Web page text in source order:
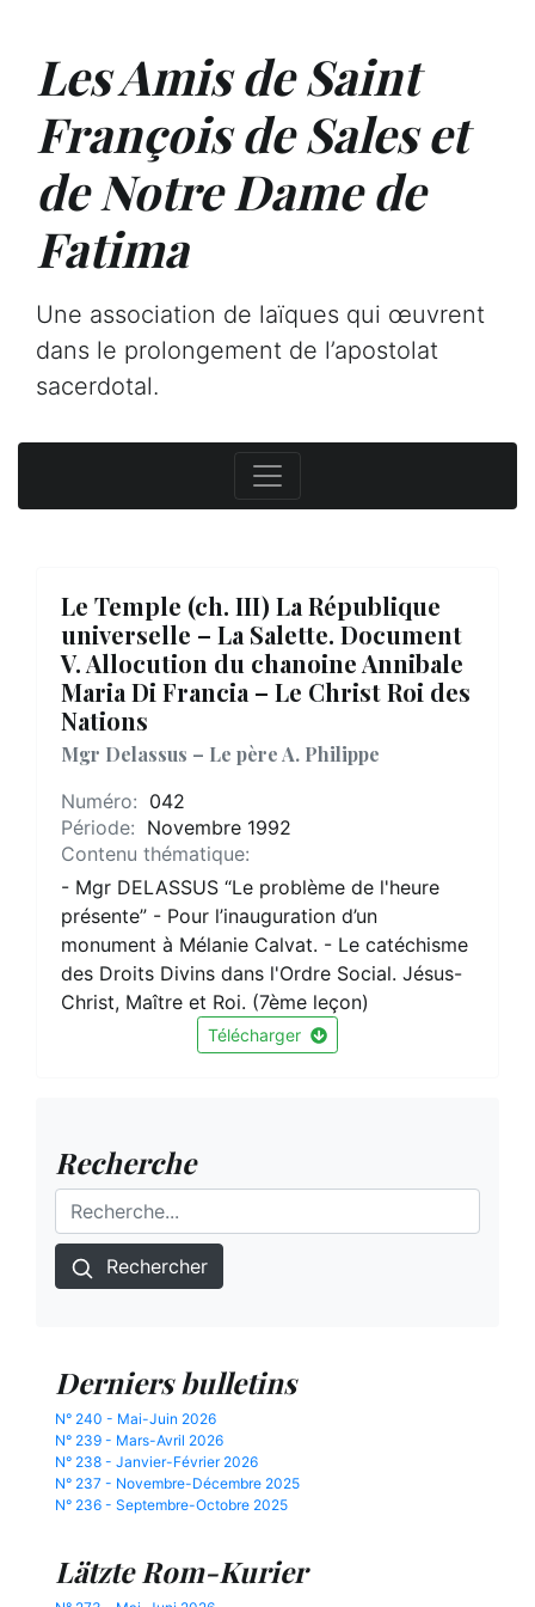
Les Amis de Saint
François de Sales et
de Notre Dame de
Fatima
Une association de laïques qui œuvrent
dans le prolongement de l’apostolat
sacerdotal.
Le Temple (ch. III) La République
universelle – La Salette. Document
V. Allocution du chanoine Annibale
Maria Di Francia – Le Christ Roi des
Nations
Mgr Delassus – Le père A. Philippe
Numéro: 042
Période: Novembre 1992
Contenu thématique:
- Mgr DELASSUS “Le problème de l'heure
présente” - Pour l’inauguration d’un
monument à Mélanie Calvat. - Le catéchisme
des Droits Divins dans l'Ordre Social. Jésus-
Christ, Maître et Roi. (7ème leçon)
Télécharger
Recherche
Rechercher
Derniers bulletins
N° 240 - Mai-Juin 2026
N° 239 - Mars-Avril 2026
N° 238 - Janvier-Février 2026
N° 237 - Novembre-Décembre 2025
N° 236 - Septembre-Octobre 2025
Lätzte Rom-Kurier